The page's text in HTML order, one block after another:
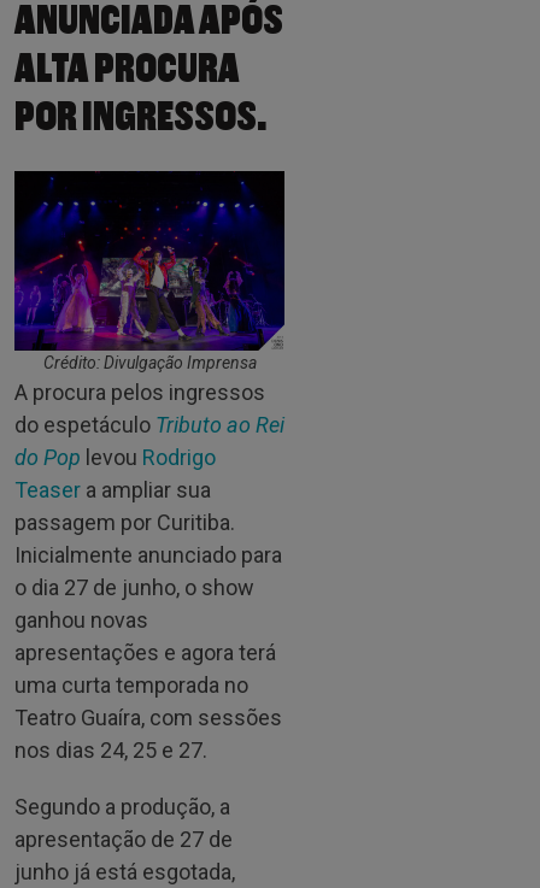
ANUNCIADA APÓS
ALTA PROCURA
POR INGRESSOS.
Crédito: Divulgação Imprensa
A procura pelos ingressos
do espetáculo Tributo ao Rei
do Pop levou Rodrigo
Teaser a ampliar sua
passagem por Curitiba.
Inicialmente anunciado para
o dia 27 de junho, o show
ganhou novas
apresentações e agora terá
uma curta temporada no
Teatro Guaíra, com sessões
nos dias 24, 25 e 27.
Segundo a produção, a
apresentação de 27 de
junho já está esgotada,